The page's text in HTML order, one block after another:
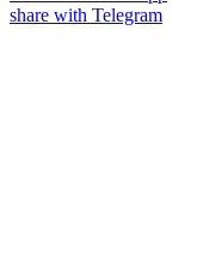
share with Telegram